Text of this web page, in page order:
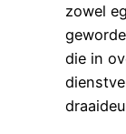
zowel
die in